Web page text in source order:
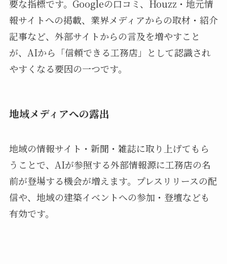
要な指標です。Googleの口コミ、Houzz・地元情
報サイトへの掲載、業界メディアからの取材・紹介
記事など、外部サイトからの言及を増やすこと
が、AIから「信頼できる工務店」として認識され
やすくなる要因の一つです。
地域メディアへの露出
地域の情報サイト・新聞・雑誌に取り上げてもら
うことで、AIが参照する外部情報源に工務店の名
前が登場する機会が増えます。プレスリリースの配
信や、地域の建築イベントへの参加・登壇なども
有効です。